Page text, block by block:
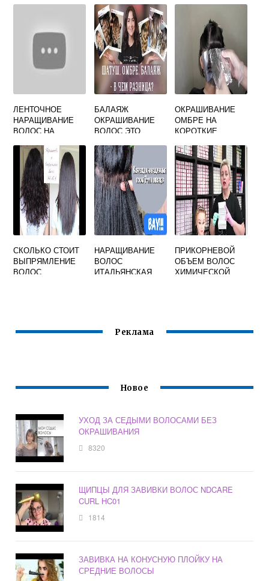
ЛЕНТОЧНОЕ
НАРАЩИВАНИЕ
ВОЛОС НА
ВОЛОСЫ
БАЛАЯЖ
ОКРАШИВАНИЕ
ВОЛОС ЭТО
ОКРАШИВАНИЕ
ОМБРЕ НА
КОРОТКИЕ
ЧЕЛКОЙ
СКОЛЬКО СТОИТ
ВЫПРЯМЛЕНИЕ
ВОЛОС
НАРАЩИВАНИЕ
ВОЛОС
ИТАЛЬЯНСКАЯ
ПРИКОРНЕВОЙ
ОБЪЕМ ВОЛОС
ХИМИЧЕСКОЙ
Реклама
Новое
УХОД ЗА СЕДЫМИ ВОЛОСАМИ БЕЗ
ОКРАШИВАНИЯ
8320
ЩИПЦЫ ДЛЯ ЗАВИВКИ ВОЛОС NDCARE
CURL HC01
1814
ЗАВИВКА НА КОНУСНУЮ ПЛОЙКУ НА
СРЕДНИЕ ВОЛОСЫ